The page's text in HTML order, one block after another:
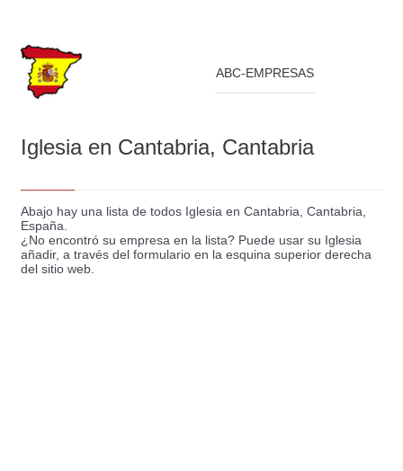
ABC-EMPRESAS
Iglesia en Cantabria, Cantabria
Abajo hay una lista de todos Iglesia en Cantabria, Cantabria,
España.
¿No encontró su empresa en la lista? Puede usar su Iglesia
añadir, a través del formulario en la esquina superior derecha
del sitio web.